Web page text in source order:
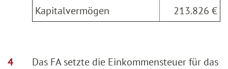
Kapitalvermögen
213.826 €
Das FA setzte die Einkommensteuer für das